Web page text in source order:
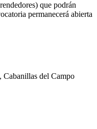
que podrán
permanecerá abierta
del Campo